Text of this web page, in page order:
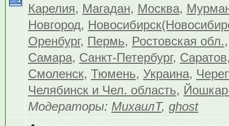
Карелия, Магадан, Москва,
Новгород,
Оренбург, Пермь, Ростовская обл.
Самара, Санкт-Петербург, Саратов
Смоленск, Тюмень, Украина,
Челябинск и Чел. область,
Модераторы: МихаилТ, ghost